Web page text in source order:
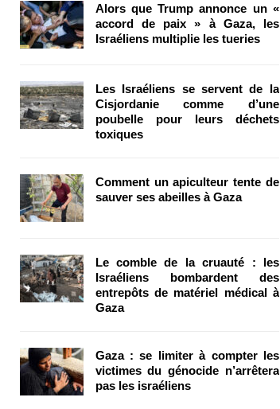
Alors que Trump annonce un «
accord de paix » à Gaza, les
Israéliens multiplie les tueries
Les Israéliens se servent de la
Cisjordanie comme d’une
poubelle pour leurs déchets
toxiques
Comment un apiculteur tente de
sauver ses abeilles à Gaza
Le comble de la cruauté : les
Israéliens bombardent des
entrepôts de matériel médical à
Gaza
Gaza : se limiter à compter les
victimes du génocide n’arrêtera
pas les israéliens